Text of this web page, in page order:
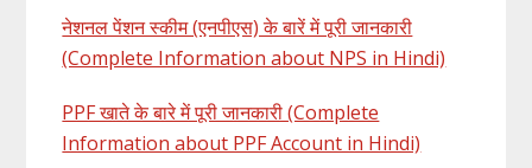
नेशनल पेंशन स्कीम (एनपीएस) के बारें में पूरी जानकारी
(Complete Information about NPS in Hindi)
PPF खाते के बारे में पूरी जानकारी (Complete
Information about PPF Account in Hindi)